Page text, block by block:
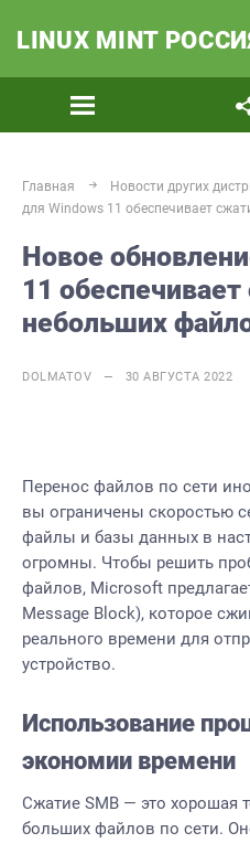
LINUX MINT
Главная Новости других
для Windows 11 обеспечивает
Новое
11
небольших
DOLMATOV — 30 АВГУСТА 2022
Перенос файлов по сети
вы ограничены скоростью
файлы и базы данных в
огромны. Чтобы решить
файлов, Microsoft
Message Block), которое
реального времени для
устройство.
Использование
экономии времени
Сжатие SMB — это хорошая
больших файлов по сети.